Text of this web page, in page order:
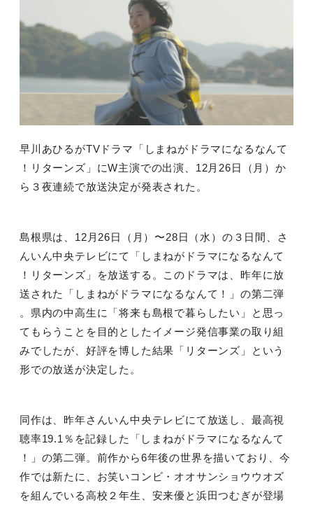
早川あひるがTVドラマ「しまねがドラマになるなんて
！リターンズ」にW主演での出演、12月 26日（月）か
ら３夜連続で放送決定が発表された。
島根県は、 12 月 26日（月）〜28日（水）の３日間、さ
んいん中央テレビにて「しまねがドラマになるなんて
！リターンズ」を放送する。このドラマは、昨年に放
送された「しまねがドラマになるなんて！」の第二弾
。県内の中高生に「将来も島根で暮らしたい」と思っ
てもらうことを目的としたイメージ発信事業の取り組
みでしたが、好評を博した結果「リターンズ」という
形での放送が決定した。
同作は、昨年さんいん中央テレビにて放送し、最高視
聴率19.1 ％を記録した「しまねがドラマになるなんて
！」の第二弾。前作から6年後の世界を描いており、今
作では新たに、お笑いコンビ・オオサンショウウオズ
を組んでいる高校２年生、安来優と浜田つむぎが登場